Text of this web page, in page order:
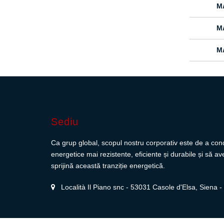
Sediu
Ca grup global, scopul nostru corporativ este de a
energetice mai rezistente, eficiente și durabile și să
sprijină această tranziție energetică.
Località Il Piano snc - 53031 Casole d'Elsa, Siena -